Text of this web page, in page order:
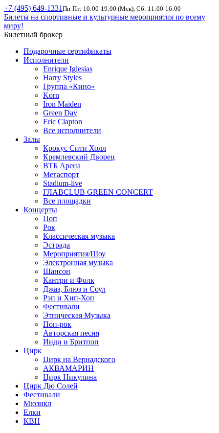
+7 (495) 649-1331 Пн-Пт: 10:00-19:00 (Мск), Сб: 11:00-16:00
Билеты на спортивные и культурные мероприятия по всему
миру!
Билетный брокер
Подарочные сертификаты
Исполнители
Enrique Iglesias
Harry Styles
Группа «Кино»
Korn
Iron Maiden
Green Day
Eric Clapton
Все исполнители
Залы
Крокус Сити Холл
Кремлевский Дворец
ВТБ Арена
Мегаспорт
Stadium-live
ГЛАВCLUB GREEN CONCERT
Все площадки
Концерты
Поп
Рок
Классическая музыка
Эстрада
Мероприятия/Шоу
Электронная музыка
Шансон
Кантри и Фолк
Джаз, Блюз и Соул
Рэп и Хип-Хоп
Фестивали
Этническая Музыка
Поп-рок
Авторская песня
Инди и Бритпоп
Цирк
Цирк на Вернадского
АКВАМАРИН
Цирк Никулина
Цирк Дю Солей
Фестивали
Мюзикл
Елки
КВН